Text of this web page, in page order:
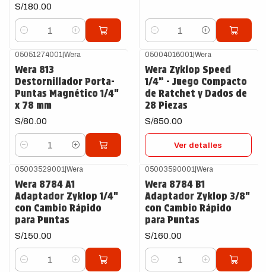
S/180.00
Cantidad Cantidad
05051274001 |Wera
Wera 813
Destornillador Porta-
Puntas Magnético 1/4"
x 78 mm
S/80.00
Cantidad
05004016001 |Wera
Wera Zyklop Speed
1/4” - Juego Compacto
de Ratchet y Dados de
28 Piezas
S/850.00
Ver detalles
05003529001 |Wera
Wera 8784 A1
Adaptador Zyklop 1/4"
con Cambio Rápido
para Puntas
S/150.00
Cantidad
05003590001 |Wera
Wera 8784 B1
Adaptador Zyklop 3/8"
con Cambio Rápido
para Puntas
S/160.00
Cantidad